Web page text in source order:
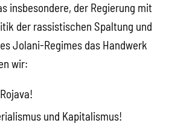
insbesondere, der Regierung mit
der rassistischen Spaltung und
Jolani-Regimes das Handwerk
wir:
und Kapitalismus!